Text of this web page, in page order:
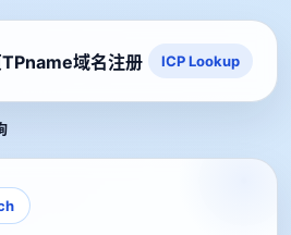
TPname域名注册 ICP Lookup